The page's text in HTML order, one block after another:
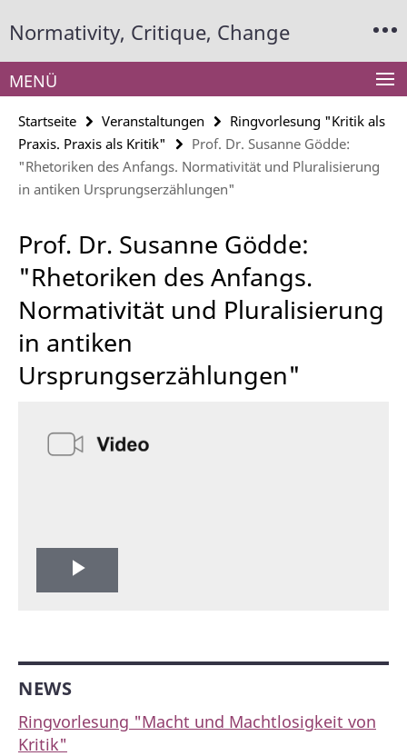
direkt
Inhalt
Normativity, Critique, Change
Service-
Navigation
MENÜ
Startseite Veranstaltungen
Ringvorlesung "Kritik als
Praxis. Praxis als Kritik"
Prof. Dr. Susanne Gödde:
"Rhetoriken des Anfangs. Normativität und Pluralisierung
in antiken Ursprungserzählungen"
Prof. Dr. Susanne Gödde:
"Rhetoriken des Anfangs.
Normativität und Pluralisierung
in antiken
Ursprungserzählungen"
Play
NEWS
Ringvorlesung "Macht und Machtlosigkeit von
Kritik"